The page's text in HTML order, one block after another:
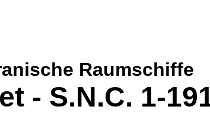
Raumschiffe
- S.N.C. 1-